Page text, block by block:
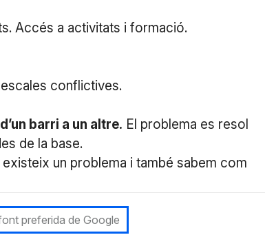
Accés a activitats i formació.
conflictives.
barri a un altre. El problema es resol
de la base.
un problema i també sabem com
preferida de Google